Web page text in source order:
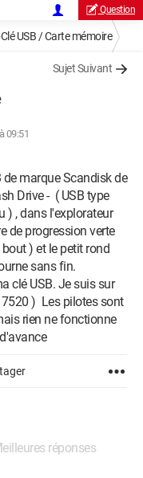
Question
Clé USB / Carte mémoire
Sujet Suivant
09:51
de marque Scandisk de
Drive - ( USB type
) , dans l'explorateur
de progression verte
) et le petit rond
sans fin.
clé USB. Je suis sur
) Les pilotes sont
rien ne fonctionne
réponses